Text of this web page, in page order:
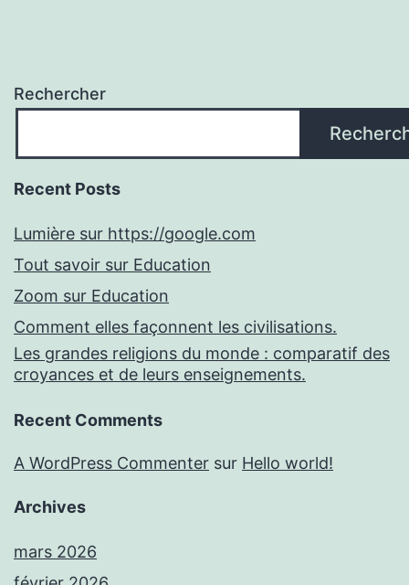
Rechercher
Recent Posts
Lumière sur https://google.com
Tout savoir sur Education
Zoom sur Education
Comment elles façonnent les civilisations.
Les grandes religions du monde : comparatif des
croyances et de leurs enseignements.
Recent Comments
A WordPress Commenter sur Hello world!
Archives
mars 2026